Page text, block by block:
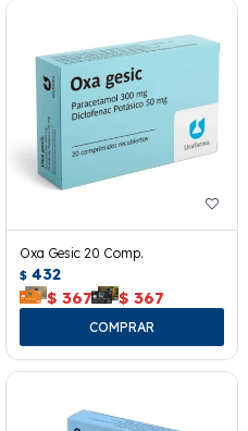
Oxa Gesic 20 Comp.
$ 432
$ 367 $ 367